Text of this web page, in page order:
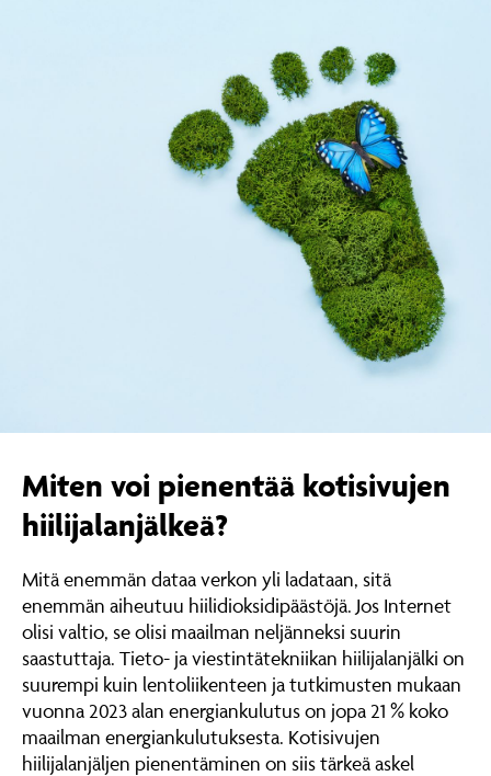
Miten voi pienentää kotisivujen
hiilijalanjälkeä?
Mitä enemmän dataa verkon yli ladataan, sitä
enemmän aiheutuu hiilidioksidipäästöjä. Jos Internet
olisi valtio, se olisi maailman neljänneksi suurin
saastuttaja. Tieto- ja viestintätekniikan hiilijalanjälki on
suurempi kuin lentoliikenteen ja tutkimusten mukaan
vuonna 2023 alan energiankulutus on jopa 21 % koko
maailman energiankulutuksesta. Kotisivujen
hiilijalanjäljen pienentäminen on siis tärkeä askel